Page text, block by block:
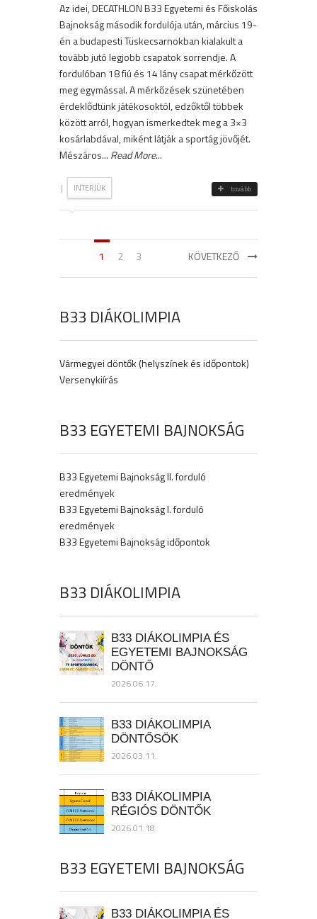
Az idei, DECATHLON B33 Egyetemi és Főiskolás
Bajnokság második fordulója után, március 19-
én a budapesti Tüskecsarnokban kialakult a
tovább jutó legjobb csapatok sorrendje. A
fordulóban 18 fiú és 14 lány csapat mérkőzött
meg egymással. A mérkőzések szünetében
érdeklődtünk játékosoktól, edzőktől többek
között arról, hogyan ismerkedtek meg a 3×3
kosárlabdával, miként látják a sportág jövőjét.
Mészáros... Read More...
| INTERJÚK tovább
1 2 3 KÖVETKEZŐ
B33 DIÁKOLIMPIA
Vármegyei döntők (helyszínek és időpontok)
Versenykiírás
B33 EGYETEMI BAJNOKSÁG
B33 Egyetemi Bajnokság II. forduló
eredmények
B33 Egyetemi Bajnokság I. forduló
eredmények
B33 Egyetemi Bajnokság időpontok
B33 DIÁKOLIMPIA
B33 DIÁKOLIMPIA ÉS
EGYETEMI BAJNOKSÁG
DÖNTŐ
2026.06.17.
B33 DIÁKOLIMPIA
DÖNTŐSÖK
2026.03.11.
B33 DIÁKOLIMPIA
RÉGIÓS DÖNTŐK
2026.01.18.
B33 EGYETEMI BAJNOKSÁG
B33 DIÁKOLIMPIA ÉS